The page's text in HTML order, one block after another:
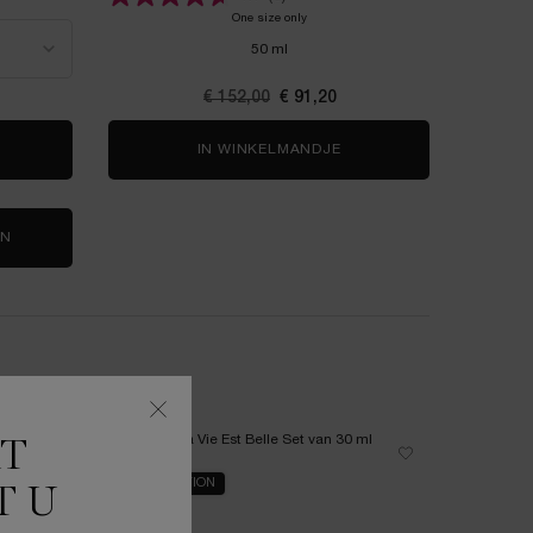
VIE EST BELLE EAU DE PARFUM
One size onlyfor Rénergie H.C.F. Triple Serum Set
50 ml
Oude prijs
€ 152,00 Nieuwe prijs
€ 91,20
IN WINKELMANDJE
LIMITED EDITION
U